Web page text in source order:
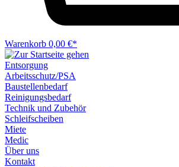
Warenkorb 0,00 €*
Entsorgung
Arbeitsschutz/PSA
Baustellenbedarf
Reinigungsbedarf
Technik und Zubehör
Schleifscheiben
Miete
Medic
Über uns
Kontakt